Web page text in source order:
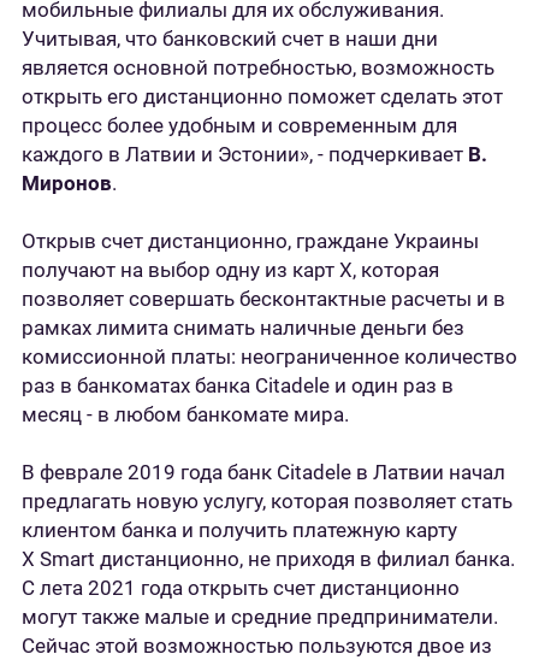
мобильные филиалы для их обслуживания.
Учитывая, что банковский счет в наши дни
является основной потребностью, возможность
открыть его дистанционно поможет сделать этот
процесс более удобным и современным для
каждого в Латвии и Эстонии», - подчеркивает В.
Миронов.
Открыв счет дистанционно, граждане Украины
получают на выбор одну из карт X, которая
позволяет совершать бесконтактные расчеты и в
рамках лимита снимать наличные деньги без
комиссионной платы: неограниченное количество
раз в банкоматах банка Citadele и один раз в
месяц - в любом банкомате мира.
В феврале 2019 года банк Citadele в Латвии начал
предлагать новую услугу, которая позволяет стать
клиентом банка и получить платежную карту
X Smart дистанционно, не приходя в филиал банка.
С лета 2021 года открыть счет дистанционно
могут также малые и средние предприниматели.
Сейчас этой возможностью пользуются двое из